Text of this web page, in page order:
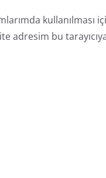
kullanılması
adresim bu